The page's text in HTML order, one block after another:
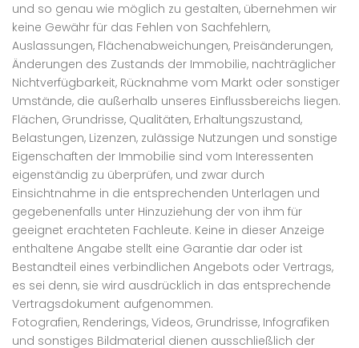
und so genau wie möglich zu gestalten, übernehmen wir
keine Gewähr für das Fehlen von Sachfehlern,
Auslassungen, Flächenabweichungen, Preisänderungen,
Änderungen des Zustands der Immobilie, nachträglicher
Nichtverfügbarkeit, Rücknahme vom Markt oder sonstiger
Umstände, die außerhalb unseres Einflussbereichs liegen.
Flächen, Grundrisse, Qualitäten, Erhaltungszustand,
Belastungen, Lizenzen, zulässige Nutzungen und sonstige
Eigenschaften der Immobilie sind vom Interessenten
eigenständig zu überprüfen, und zwar durch
Einsichtnahme in die entsprechenden Unterlagen und
gegebenenfalls unter Hinzuziehung der von ihm für
geeignet erachteten Fachleute. Keine in dieser Anzeige
enthaltene Angabe stellt eine Garantie dar oder ist
Bestandteil eines verbindlichen Angebots oder Vertrags,
es sei denn, sie wird ausdrücklich in das entsprechende
Vertragsdokument aufgenommen.
Fotografien, Renderings, Videos, Grundrisse, Infografiken
und sonstiges Bildmaterial dienen ausschließlich der